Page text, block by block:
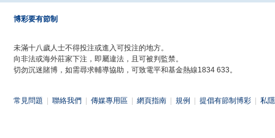
博彩要有節制
未滿十八歲人士不得投注或進入可投注的地方。
向非法或海外莊家下注，即屬違法，且可被判監禁。
切勿沉迷賭博，如需尋求輔導協助，可致電平和基金熱線1834 633。
常見問題 聯絡我們 傳媒專用區 網頁指南 規例 提倡有節制博彩 私